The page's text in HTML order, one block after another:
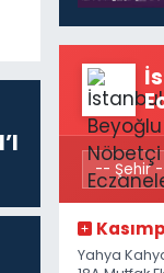
Yahya